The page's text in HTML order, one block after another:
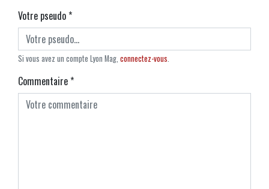
Votre pseudo*
Si vous avez un compte Lyon Mag, connectez-vous.
Commentaire*